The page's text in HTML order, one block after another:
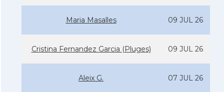
Maria Masalles 09 JUL 26
Cristina Fernandez Garcia (Pluges) 09 JUL 26
Aleix G. 07 JUL 26